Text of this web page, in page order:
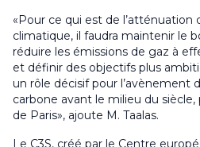
«Pour ce qui est de
climatique, il faudra maintenir le
réduire les émissions de gaz à
et définir des objectifs plus
un rôle décisif pour l’avènement
carbone avant le milieu du siècle,
de Paris», ajoute M. Taalas.
Le C3S, créé par le Centre